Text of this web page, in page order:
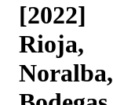
[2022]
Rioja,
Noralba,